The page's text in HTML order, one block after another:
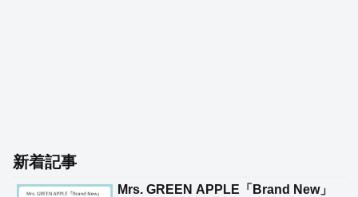
新着記事
Mrs. GREEN APPLE「Brand New」